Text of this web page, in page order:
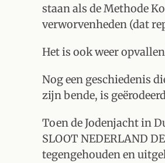
staan als de Methode
verworvenheden (dat
Het is ook weer
Nog een geschiedenis
zijn bende, is
Toen de Jodenjacht in
SLOOT NEDERLAND
tegengehouden en